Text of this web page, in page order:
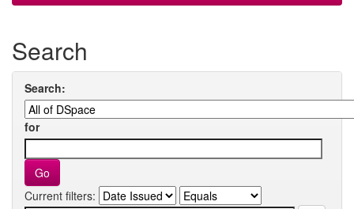
Search
Search:
for
Current filters: